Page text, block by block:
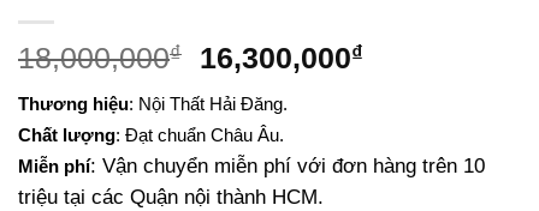
18,000,000₫
Giá
là:
18,000,000₫.
16,300,000₫Giá
16,300,000₫.
Thương hiệu: Nội Thất Hải Đăng.
Chất lượng: Đạt chuẩn Châu Âu.
Miễn phí: Vận chuyển miễn phí với đơn hàng trên 10
triệu tại các Quận nội thành HCM.